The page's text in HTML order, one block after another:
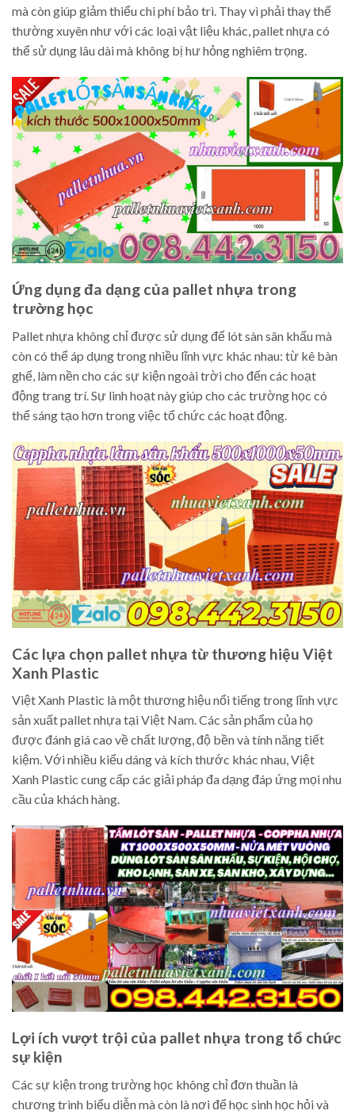
mà còn giúp giảm thiểu chi phí bảo trì. Thay vì phải thay thế
thường xuyên như với các loại vật liệu khác, pallet nhựa có
thể sử dụng lâu dài mà không bị hư hỏng nghiêm trọng.
Ứng dụng đa dạng của pallet nhựa trong
trường học
Pallet nhựa không chỉ được sử dụng để lót sàn sân khấu mà
còn có thể áp dụng trong nhiều lĩnh vực khác nhau: từ kê bàn
ghế, làm nền cho các sự kiện ngoài trời cho đến các hoạt
động trang trí. Sự linh hoạt này giúp cho các trường học có
thể sáng tạo hơn trong việc tổ chức các hoạt động.
Các lựa chọn pallet nhựa từ thương hiệu Việt
Xanh Plastic
Việt Xanh Plastic là một thương hiệu nổi tiếng trong lĩnh vực
sản xuất pallet nhựa tại Việt Nam. Các sản phẩm của họ
được đánh giá cao về chất lượng, độ bền và tính năng tiết
kiệm. Với nhiều kiểu dáng và kích thước khác nhau, Việt
Xanh Plastic cung cấp các giải pháp đa dạng đáp ứng mọi nhu
cầu của khách hàng.
Lợi ích vượt trội của pallet nhựa trong tổ chức
sự kiện
Các sự kiện trong trường học không chỉ đơn thuần là
chương trình biểu diễn mà còn là nơi để học sinh học hỏi và